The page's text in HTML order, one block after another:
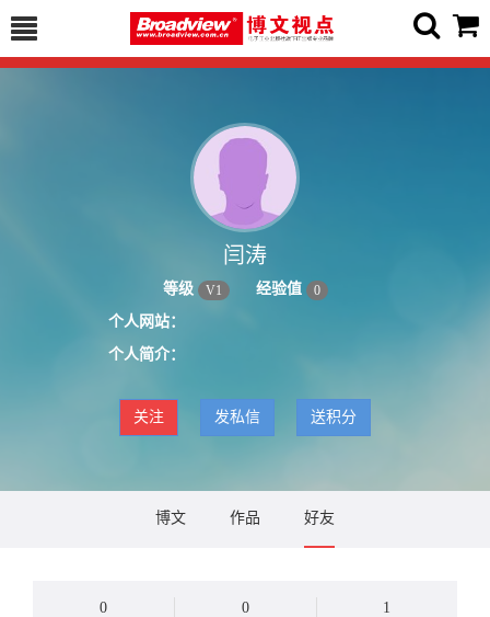
闫涛
等级 V1 经验值 0
个人网站：
个人简介：
关注 发私信 送积分
博文 作品 好友
0
0
1